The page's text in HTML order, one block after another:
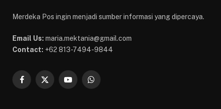
Merdeka Pos ingin menjadi sumber informasi yang dipercaya.
Email Us: maria.mektania@gmail.com
Contact: +62 813-7494-9844
Facebook
X
YouTubeWhatsApp